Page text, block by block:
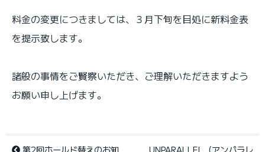
料金の変更につきましては、３月下旬を目処に新料金表
を提示致します。
諸般の事情をご賢察いただき、ご理解いただきますよう
お願い申し上げます。
第2回ホールド替えのお知
UNPARALLEL（アンパラレ